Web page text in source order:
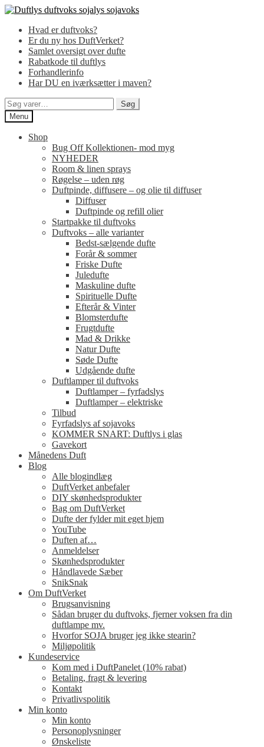
Spring
navigation
Spring
indholdHvad er duftvoks?
Er du ny hos DuftVerket?
Samlet oversigt over dufte
Rabatkode til duftlys
Forhandlerinfo
Har DU en iværksætter i maven?
Søg
efter:
Søg
Menu
Shop
Bug Off Kollektionen- mod myg
NYHEDER
Room & linen sprays
Røgelse – uden røg
Duftpinde, diffusere – og olie til diffuser
Diffuser
Duftpinde og refill olier
Startpakke til duftvoks
Duftvoks – alle varianter
Bedst-sælgende dufte
Forår & sommer
Friske Dufte
Juledufte
Maskuline dufte
Spirituelle Dufte
Efterår & Vinter
Blomsterdufte
Frugtdufte
Mad & Drikke
Natur Dufte
Søde Dufte
Udgående dufte
Duftlamper til duftvoks
Duftlamper – fyrfadslys
Duftlamper – elektriske
Tilbud
Fyrfadslys af sojavoks
KOMMER SNART: Duftlys i glas
Gavekort
Månedens Duft
Blog
Alle blogindlæg
DuftVerket anbefaler
DIY skønhedsprodukter
Bag om DuftVerket
Dufte der fylder mit eget hjem
YouTube
Duften af…
Anmeldelser
Skønhedsprodukter
Håndlavede Sæber
SnikSnak
Om DuftVerket
Brugsanvisning
Sådan bruger du duftvoks, fjerner voksen fra din
duftlampe mv.
Hvorfor SOJA bruger jeg ikke stearin?
Miljøpolitik
Kundeservice
Kom med i DuftPanelet (10% rabat)
Betaling, fragt & levering
Kontakt
Privatlivspolitik
Min konto
Min konto
Personoplysninger
Ønskeliste